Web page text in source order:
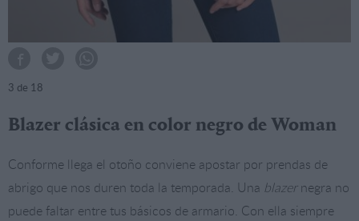
3 de 18
Blazer clásica en color negro de Woman
Conforme llega el otoño conviene apostar por prendas de
abrigo que nos duren toda la temporada. Una blazernegra no
puede faltar entre tus básicos de armario. Con ella siempre